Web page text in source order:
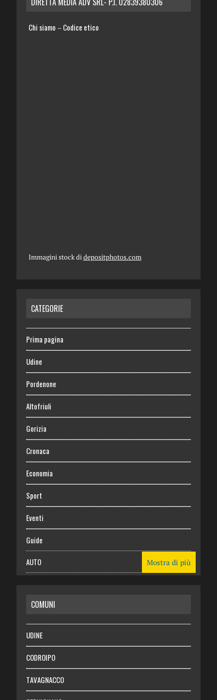
Chi siamo – Codice etico
Immagini stock didepositphotos.com
CATEGORIE
Prima pagina
Udine
Pordenone
Altofriuli
Gorizia
Cronaca
Economia
Sport
Eventi
Guide
AUTO
RISPARMIO
SALUTE
Necrologie
Chi siamo
Abbonati
Mostra di più
COMUNI
UDINE
CODROIPO
TAVAGNACCO